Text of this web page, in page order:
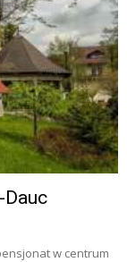
w centrum